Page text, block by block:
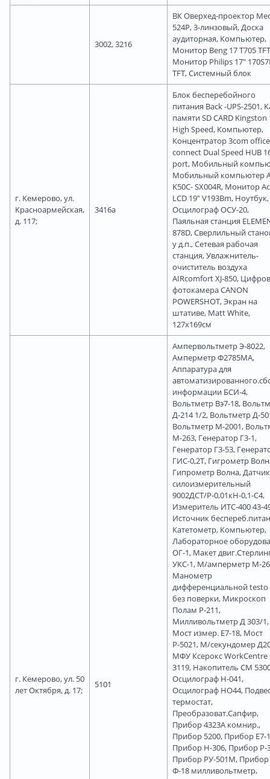
3002, 3216
ВК Оверхед-проектор
524P, 3-линзовый, Доска
аудиторная, Компьютер,
Монитор Beng 17 T705
Монитор Philips 17"
TFT, Системный блок
г. Кемерово, ул.
Красноармейская,
д. 117;
3416а
Блок бесперебойного
питания Back -UPS-2501,
памяти SD CARD Kingston
High Speed, Компьютер,
Концентратор 3com office
connect Dual Speed HUB
port, Мобильный
Мобильный компьютер
K50C- SX004R, Монитор
LCD 19" V193Bm, Ноутбук,
Осцилограф ОСУ-20,
Паяльная станция
878D, Сверлильный
у д.п., Сетевая рабочая
станция, Увлажнитель-
очиститель воздуха
AIRcomfort XJ-850,
фотокамера CANON
POWERSHOT, Экран на
штативе, Matt White,
127x169см
г. Кемерово, ул. 50
лет Октября, д. 17;
5101
Ампервольтметр Э-8022,
Амперметр Ф2785МА,
Аппаратура для
информации БСИ-4,
Вольтметр Вэ7-18,
Д-214 1/2, Вольтметр Д-
Вольтметр М-2001,
М-263, Генератор Г3-1,
Генератор Г3-53,
ГИС-0,2Т, Гигрометр
Гипрометр Волна, Датчик
силоизмерительный
9002ДСТ/Р-0,01кН-0,1-С4,
Измеритель ИТС-400 43-
Источник
Катетометр, Компьютер,
Лабораторное
ОГ-1, Макет
УКС-1, М/амперметр М-
Манометр
дифференциальной testo
без поверки, Микроскоп
Полам Р-211,
Милливольтметр Д 303/1,
Мост измер. Е7-18, Мост
Р-5021, М/секундомер
МФУ Ксерокс WorkCentre
3119, Накопитель СМ
Осцилограф Н-041,
Осцилограф НО44,
термостат,
Преобразоват.Сапфир,
Прибор 4323А комнир.,
Прибор 5200, Прибор Е7-
Прибор Н-306, Прибор Р-
Прибор РУ-501М, Прибор
Ф-18 милливольтметр,